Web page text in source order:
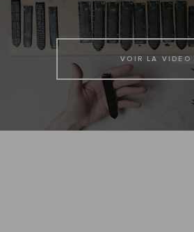
VOIR LA VIDEO